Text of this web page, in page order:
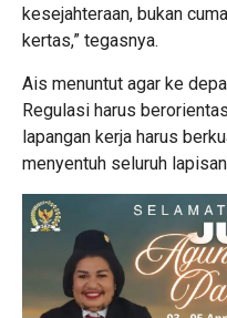
kesejahteraan, bukan
kertas,” tegasnya.
Ais menuntut agar ke
Regulasi harus
lapangan kerja harus
menyentuh seluruh